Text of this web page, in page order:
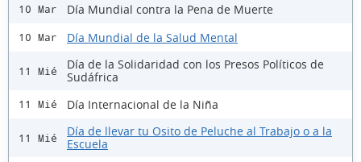
10 Mar Día Mundial contra la Pena de Muerte
10 Mar Día Mundial de la Salud Mental
11 Mié
Día de la Solidaridad con los Presos Políticos de
Sudáfrica
11 Mié Día Internacional de la Niña
11 Mié
Día de llevar tu Osito de Peluche al Trabajo o a la
Escuela